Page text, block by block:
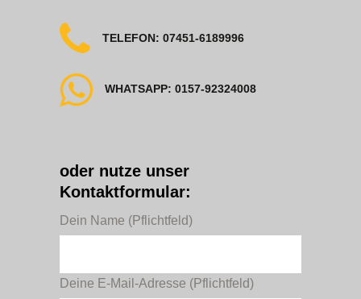
TELEFON: 07451-6189996
WHATSAPP: 0157-92324008
oder nutze unser
Kontaktformular:
Dein Name (Pflichtfeld)
Deine E-Mail-Adresse (Pflichtfeld)